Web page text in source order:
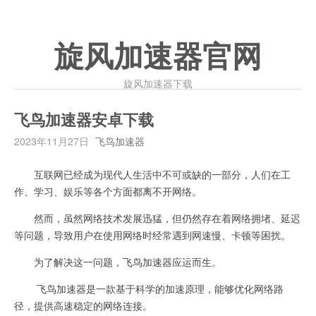
旋风加速器官网
旋风加速器下载
飞鸟加速器安卓下载
2023年11月27日 飞鸟加速器
互联网已经成为现代人生活中不可或缺的一部分，人们在工
作、学习、娱乐等各个方面都离不开网络。
然而，虽然网络技术发展迅猛，但仍然存在着网络拥堵、延迟
等问题，导致用户在使用网络时经常遇到网速慢、卡顿等困扰。
为了解决这一问题，飞鸟加速器应运而生。
飞鸟加速器是一款基于科学的加速原理，能够优化网络路
径，提供高速稳定的网络连接。